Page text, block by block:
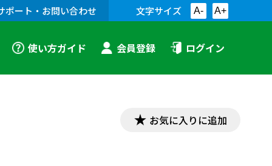
ポート・お問い合わせ 文字サイズ A- A+
使い方ガイド 会員登録 ログイン
お気に入りに追加